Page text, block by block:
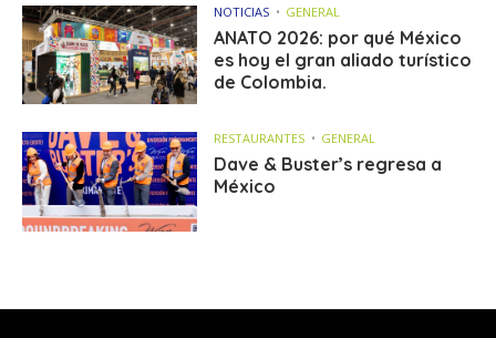
NOTICIAS GENERAL
ANATO 2026: por qué México
es hoy el gran aliado turístico
de Colombia.
RESTAURANTES GENERAL
Dave & Buster’s regresa a
México